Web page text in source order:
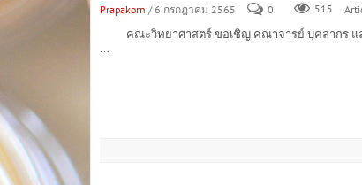
Prapakorn / 6 กรกฎาคม 2565 0 515
คณะวิทยาศาสตร์ ขอเชิญ คณาจารย์ บุคลากร และ
...